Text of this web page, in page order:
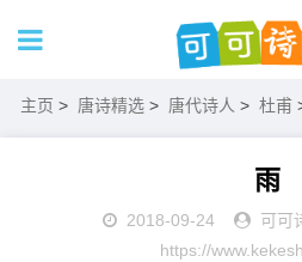
主页 > 唐诗精选 > 唐代诗人 > 杜甫
雨
2018-09-24 可可
https://